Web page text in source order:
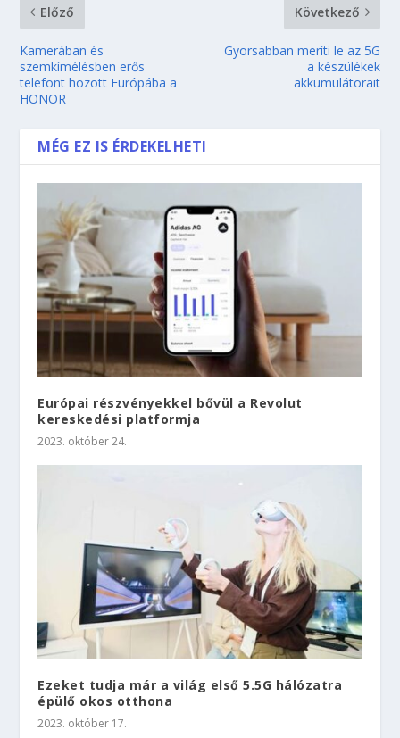
Előző
Kamerában és
szemkímélésben erős
telefont hozott Európába a
HONOR
Következő
Gyorsabban meríti le az 5G
a készülékek
akkumulátorait
MÉG EZ IS ÉRDEKELHETI
Európai részvényekkel bővül a Revolut
kereskedési platformja
2023. október 24.
Ezeket tudja már a világ első 5.5G hálózatra
épülő okos otthona
2023. október 17.